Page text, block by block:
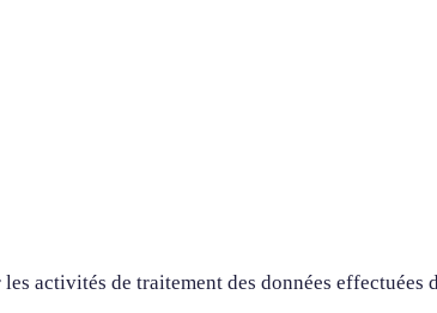
activités de traitement des données effectuées